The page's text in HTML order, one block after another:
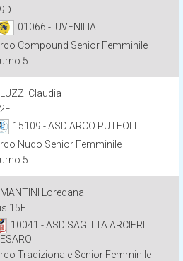
01066 - IUVENILIA
Compound Senior Femminile
5
Claudia
15109 - ASD ARCO PUTEOLI
Nudo Senior Femminile
5
Loredana
15F
10041 - ASD SAGITTA ARCIERI
Tradizionale Senior Femminile